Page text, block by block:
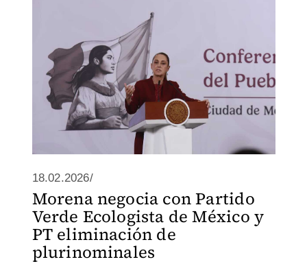
18.02.2026/
Morena negocia con Partido
Verde Ecologista de México y
PT eliminación de
plurinominales